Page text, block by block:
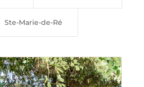
Ste-Marie-de-Ré